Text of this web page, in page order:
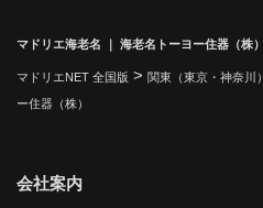
マドリエ海老名 ｜ 海老名トーヨー住器（株）
マドリエNET 全国版 > 関東（東京・神奈川）
ー住器（株）
会社案内